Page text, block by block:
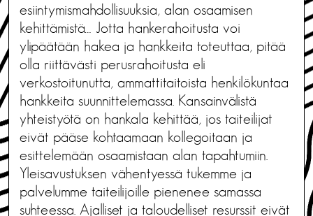
esiintymismahdollisuuksia, alan osaamisen
kehittämistä… Jotta hankerahoitusta voi
ylipäätään hakea ja hankkeita toteuttaa, pitää
olla riittävästi perusrahoitusta eli
verkostoitunutta, ammattitaitoista henkilökuntaa
hankkeita suunnittelemassa. Kansainvälistä
yhteistyötä on hankala kehittää, jos taiteilijat
eivät pääse kohtaamaan kollegoitaan ja
esittelemään osaamistaan alan tapahtumiin.
Yleisavustuksen vähentyessä tukemme ja
palvelumme taiteilijoille pienenee samassa
suhteessa. Ajalliset ja taloudelliset resurssit eivät